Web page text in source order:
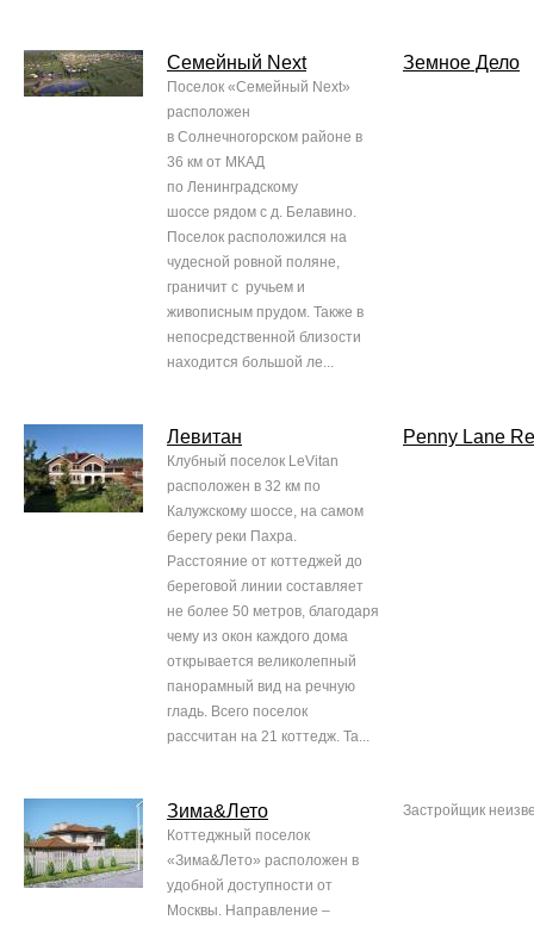
Семейный Next
Поселок «Семейный Next»
расположен
в Солнечногорском районе в
36 км от МКАД
по Ленинградскому
шоссе рядом с д. Белавино.
Поселок расположился на
чудесной ровной поляне,
граничит с ручьем и
живописным прудом. Также в
непосредственной близости
находится большой ле...
Земное Дело
Левитан
Клубный поселок LeVitan
расположен в 32 км по
Калужскому шоссе, на самом
берегу реки Пахра.
Расстояние от коттеджей до
береговой линии составляет
не более 50 метров, благодаря
чему из окон каждого дома
открывается великолепный
панорамный вид на речную
гладь. Всего поселок
рассчитан на 21 коттедж. Та...
Penny Lane
Зима&Лето
Коттеджный поселок
«Зима&Лето» расположен в
удобной доступности от
Москвы. Направление –
Застройщик